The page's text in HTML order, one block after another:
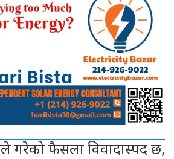
गरेको फैसला विवादास्पद छ,